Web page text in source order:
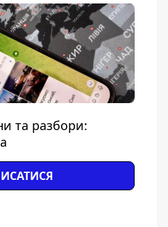
та разбори: